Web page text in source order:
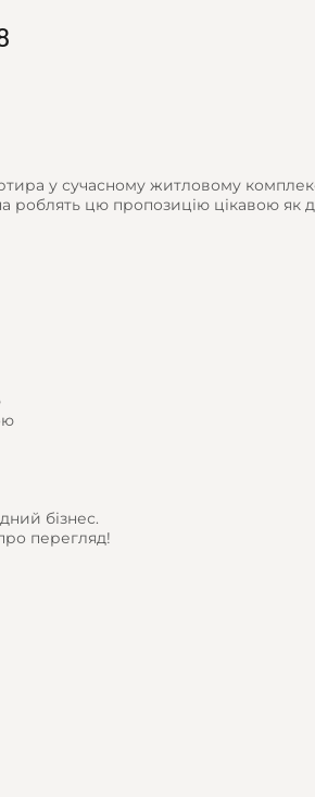
у сучасному житловому
роблять цю пропозицію цікавою як
бізнес.
перегляд!